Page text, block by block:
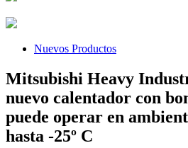
Nuevos Productos
Mitsubishi Heavy
nuevo calentador con
puede operar en
hasta -25º C